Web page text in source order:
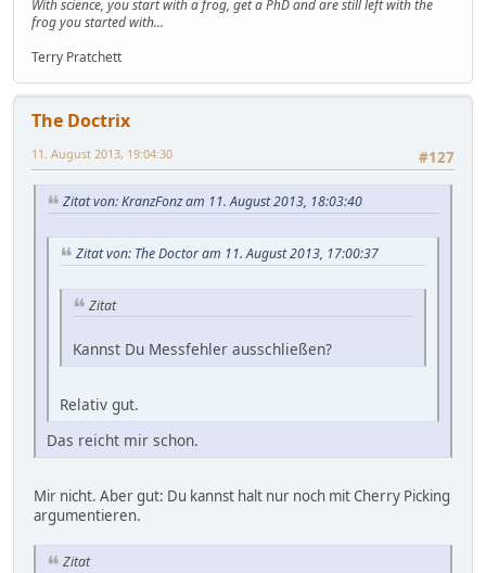
With science, you start with a frog, get a PhD and are still left with the
frog you started with...
Terry Pratchett
The Doctrix
#127
11. August 2013, 19:04:30
Zitat von: KranzFonz am 11. August 2013, 18:03:40
Zitat von: The Doctor am 11. August 2013, 17:00:37
Zitat
Kannst Du Messfehler ausschließen?
Relativ gut.
Das reicht mir schon.
Mir nicht. Aber gut: Du kannst halt nur noch mit Cherry Picking
argumentieren.
Zitat